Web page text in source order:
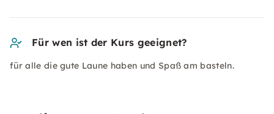
Für wen ist der Kurs geeignet?
für alle die gute Laune haben und Spaß am basteln.